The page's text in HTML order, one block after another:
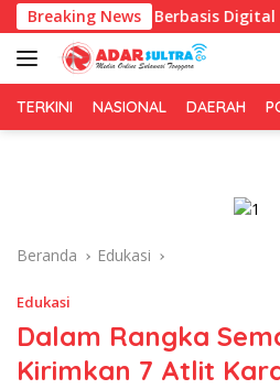
Langsung
ke
konten
Breaking News
Berbasis Digital Lewat KKN
TERKINI NASIONAL DAERAH
Beranda Edukasi
Edukasi
Dalam Rangka
Kirimkan 7 Atlit